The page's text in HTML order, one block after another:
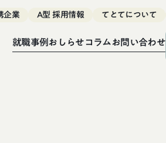
企業 A型 採用情報 てとてについて
就職事例おしらせコラムお問い合わせ